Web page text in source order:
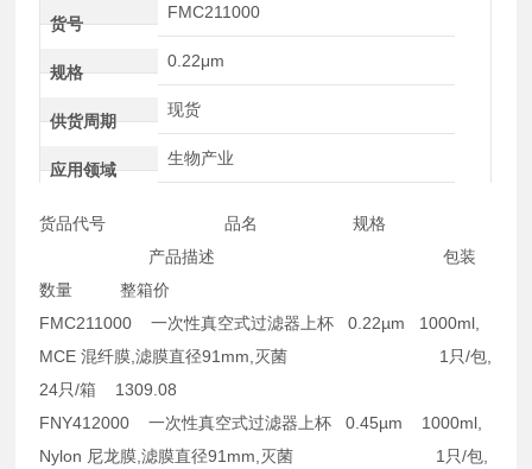
货号
FMC211000
规格
0.22μm
供货周期
现货
应用领域
生物产业
货品代号 品名 规格
产品描述 包装
数量 整箱价
FMC211000 一次性真空式过滤器上杯 0.22µm 1000ml,
MCE 混纤膜,滤膜直径91mm,灭菌 1只/包,
24只/箱 1309.08
FNY412000 一次性真空式过滤器上杯 0.45µm 1000ml,
Nylon 尼龙膜,滤膜直径91mm,灭菌 1只/包,